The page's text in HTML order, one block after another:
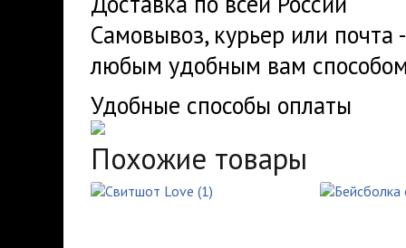
Самовывоз, курьер или
любым удобным вам
Удобные способы оплаты
Похожие товары